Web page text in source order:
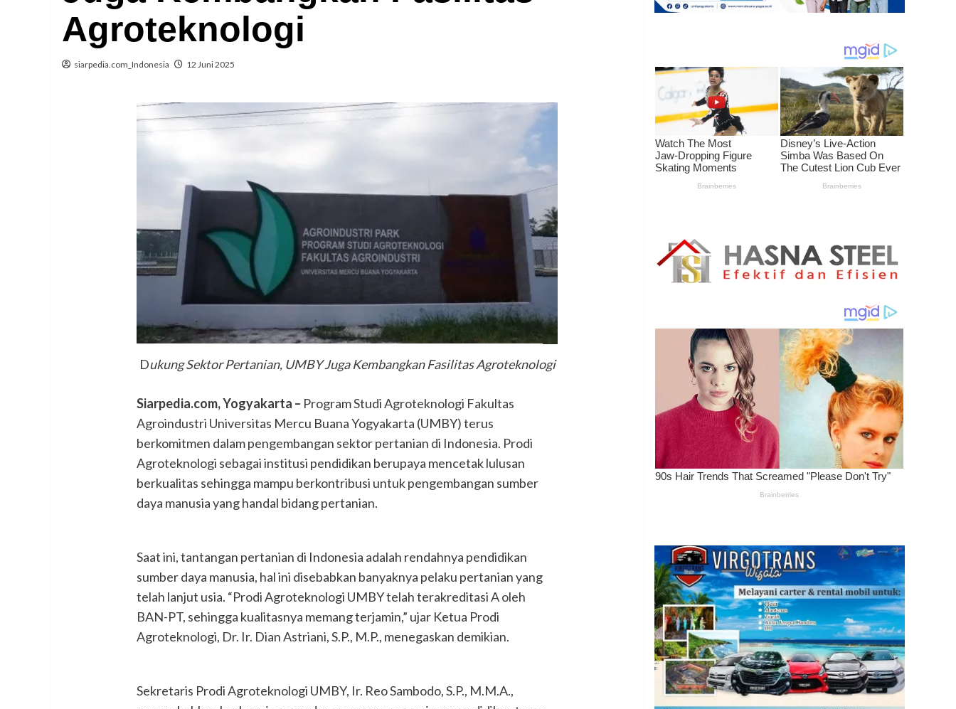
Agroteknologi
siarpedia.com_Indonesia 12 Juni 2025
Dukung Sektor Pertanian, UMBY Juga Kembangkan Fasilitas Agroteknologi
Siarpedia.com, Yogyakarta – Program Studi Agroteknologi Fakultas
Agroindustri Universitas Mercu Buana Yogyakarta (UMBY) terus
berkomitmen dalam pengembangan sektor pertanian di Indonesia. Prodi
Agroteknologi sebagai institusi pendidikan berupaya mencetak lulusan
berkualitas sehingga mampu berkontribusi untuk pengembangan sumber
daya manusia yang handal bidang pertanian.
Saat ini, tantangan pertanian di Indonesia adalah rendahnya pendidikan
sumber daya manusia, hal ini disebabkan banyaknya pelaku pertanian yang
telah lanjut usia. “Prodi Agroteknologi UMBY telah terakreditasi A oleh
BAN-PT, sehingga kualitasnya memang terjamin,” ujar Ketua Prodi
Agroteknologi, Dr. Ir. Dian Astriani, S.P., M.P., menegaskan demikian.
Sekretaris Prodi Agroteknologi UMBY, Ir. Reo Sambodo, S.P., M.M.A.,